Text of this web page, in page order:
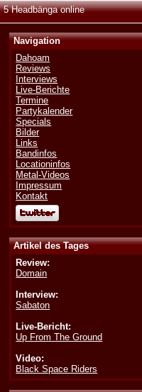
5 Headbänga online
Navigation
Dahoam
Reviews
Interviews
Live-Berichte
Termine
Partykalender
Specials
Bilder
Links
Bandinfos
Locationinfos
Metal-Videos
Impressum
Kontakt
Artikel des Tages
Review:
Domain
Interview:
Sabaton
Live-Bericht:
Up From The Ground
Video:
Black Space Riders